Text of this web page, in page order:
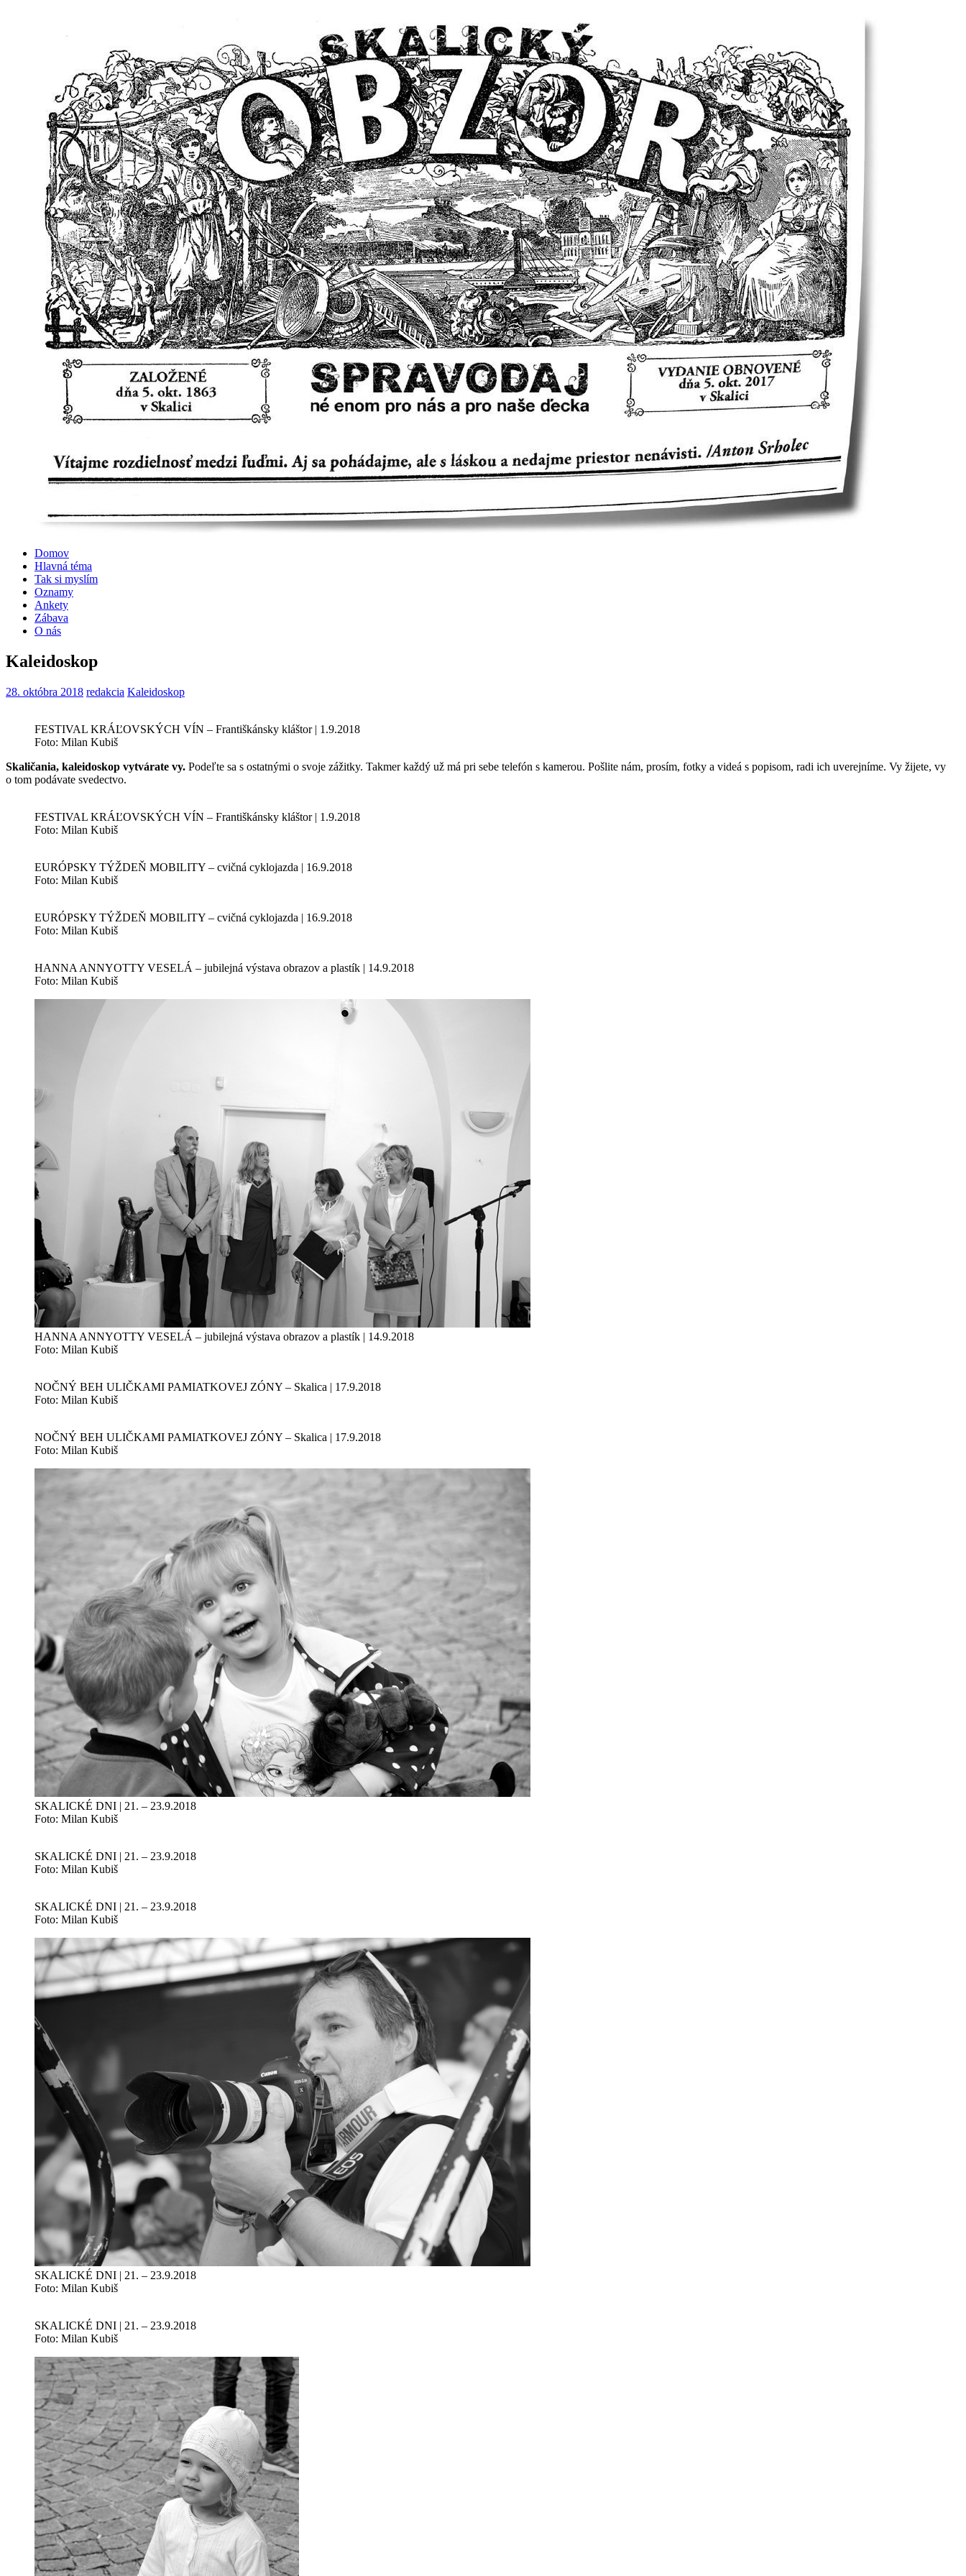
Domov
Hlavná téma
Tak si myslím
Oznamy
Ankety
Zábava
O nás
Kaleidoskop
28. októbra 2018 redakcia Kaleidoskop
FESTIVAL KRÁĽOVSKÝCH VÍN – Františkánsky kláštor | 1.9.2018
Foto: Milan Kubiš
Skaličania, kaleidoskop vytvárate vy. Podeľte sa s ostatnými o svoje zážitky. Takmer každý už má pri sebe telefón s kamerou. Pošlite nám, prosím, fotky a videá s popisom, radi ich uverejníme. Vy žijete, vy
o tom podávate svedectvo.
FESTIVAL KRÁĽOVSKÝCH VÍN – Františkánsky kláštor | 1.9.2018
Foto: Milan Kubiš
EURÓPSKY TÝŽDEŇ MOBILITY – cvičná cyklojazda | 16.9.2018
Foto: Milan Kubiš
EURÓPSKY TÝŽDEŇ MOBILITY – cvičná cyklojazda | 16.9.2018
Foto: Milan Kubiš
HANNA ANNYOTTY VESELÁ – jubilejná výstava obrazov a plastík | 14.9.2018
Foto: Milan Kubiš
HANNA ANNYOTTY VESELÁ – jubilejná výstava obrazov a plastík | 14.9.2018
Foto: Milan Kubiš
NOČNÝ BEH ULIČKAMI PAMIATKOVEJ ZÓNY – Skalica | 17.9.2018
Foto: Milan Kubiš
NOČNÝ BEH ULIČKAMI PAMIATKOVEJ ZÓNY – Skalica | 17.9.2018
Foto: Milan Kubiš
SKALICKÉ DNI | 21. – 23.9.2018
Foto: Milan Kubiš
SKALICKÉ DNI | 21. – 23.9.2018
Foto: Milan Kubiš
SKALICKÉ DNI | 21. – 23.9.2018
Foto: Milan Kubiš
SKALICKÉ DNI | 21. – 23.9.2018
Foto: Milan Kubiš
SKALICKÉ DNI | 21. – 23.9.2018
Foto: Milan Kubiš